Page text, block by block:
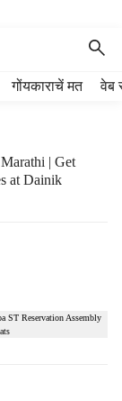
गोंयकाराचें मत वेब
| Get
at Dainik